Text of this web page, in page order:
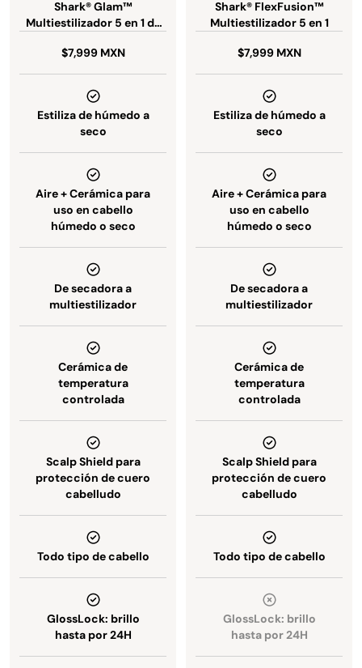
Shark® Glam™
Multiestilizador 5 en 1 de
tecnología GlossLock
$7,999 MXN
Estiliza de húmedo a
seco
Aire + Cerámica para
uso en cabello
húmedo o seco
De secadora a
multiestilizador
Cerámica de
temperatura
controlada
Scalp Shield para
protección de cuero
cabelludo
Todo tipo de cabello
GlossLock: brillo
hasta por 24H
Shark® FlexFusion™
Multiestilizador 5 en 1
$7,999 MXN
Estiliza de húmedo a
seco
Aire + Cerámica para
uso en cabello
húmedo o seco
De secadora a
multiestilizador
Cerámica de
temperatura
controlada
Scalp Shield para
protección de cuero
cabelludo
Todo tipo de cabello
GlossLock: brillo
hasta por 24H